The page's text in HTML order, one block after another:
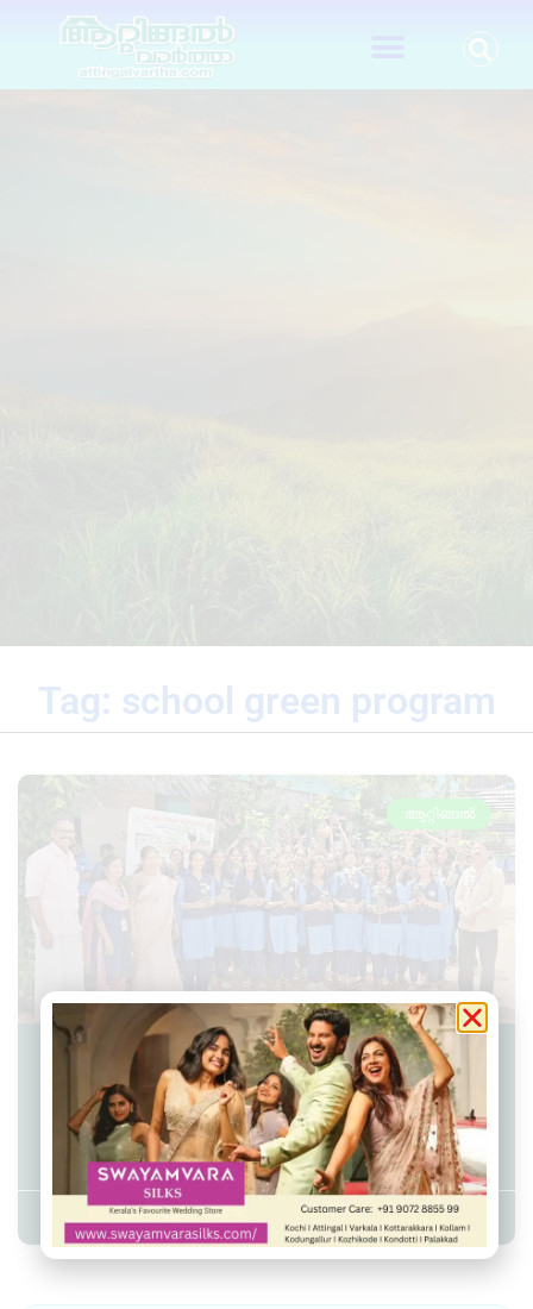
Tag: school green program
ആറ്റിങ്ങൽ
അവനവഞ്ചേരി ഗവ.
ഹൈസ്‌കൂളിൽ ‘ചങ്ങാതിക്കൊരു
തൈ’ പദ്ധതി ആരംഭിച്ചു
Admin YS July 30, 2025 1:18 pm